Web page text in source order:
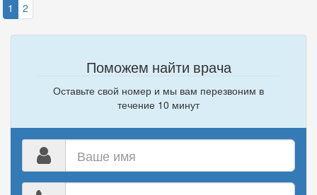
1 2
Поможем найти врача
Оставьте свой номер и мы вам перезвоним в
течение 10 минут